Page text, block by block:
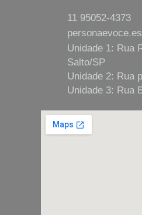
11 95052-4373
Unidade 1: Rua
Salto/SP
Unidade 2: Rua
Unidade 3: Rua